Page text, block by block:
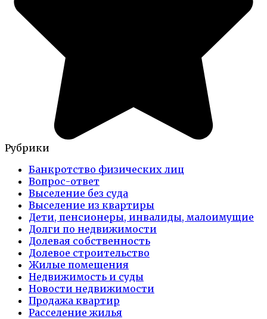
Рубрики
Банкротство физических лиц
Вопрос-ответ
Выселение без суда
Выселение из квартиры
Дети, пенсионеры, инвалиды, малоимущие
Долги по недвижимости
Долевая собственность
Долевое строительство
Жилые помещения
Недвижимость и суды
Новости недвижимости
Продажа квартир
Расселение жилья